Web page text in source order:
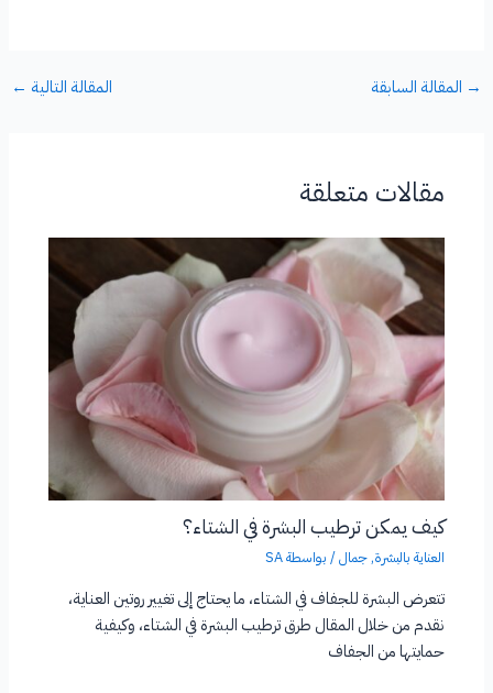
→ المقالة السابقة المقالة التالية ←
مقالات متعلقة
كيف يمكن ترطيب البشرة في الشتاء؟
العناية بالبشرة,جمال/ بواسطةSA
تتعرض البشرة للجفاف في الشتاء، ما يحتاج إلى تغيير روتين العناية،
نقدم من خلال المقال طرق ترطيب البشرة في الشتاء، وكيفية
حمايتها من الجفاف